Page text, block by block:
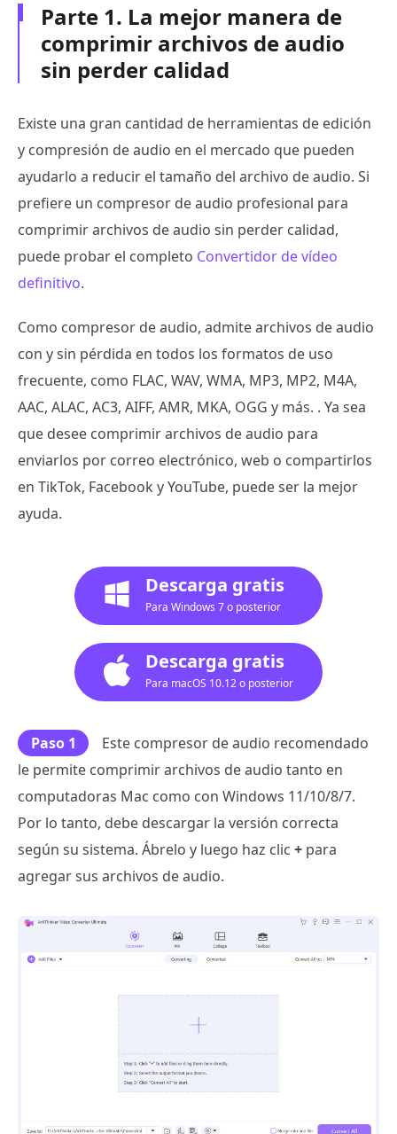
Parte 1. La mejor manera de
comprimir archivos de audio
sin perder calidad
Existe una gran cantidad de herramientas de edición
y compresión de audio en el mercado que pueden
ayudarlo a reducir el tamaño del archivo de audio. Si
prefiere un compresor de audio profesional para
comprimir archivos de audio sin perder calidad,
puede probar el completo Convertidor de vídeo
definitivo.
Como compresor de audio, admite archivos de audio
con y sin pérdida en todos los formatos de uso
frecuente, como FLAC, WAV, WMA, MP3, MP2, M4A,
AAC, ALAC, AC3, AIFF, AMR, MKA, OGG y más. . Ya sea
que desee comprimir archivos de audio para
enviarlos por correo electrónico, web o compartirlos
en TikTok, Facebook y YouTube, puede ser la mejor
ayuda.
Descarga gratis
Para Windows 7 o posterior
Descarga gratis
Para macOS 10.12 o posterior
Paso 1
Este compresor de audio recomendado
le permite comprimir archivos de audio tanto en
computadoras Mac como con Windows 11/10/8/7.
Por lo tanto, debe descargar la versión correcta
según su sistema. Ábrelo y luego haz clic + para
agregar sus archivos de audio.